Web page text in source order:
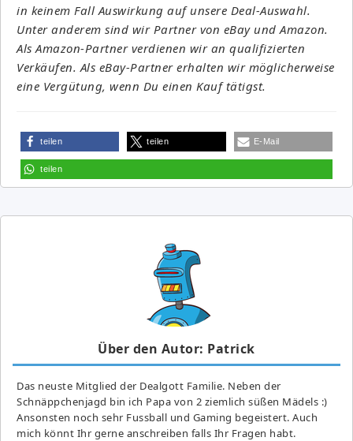
in keinem Fall Auswirkung auf unsere Deal-Auswahl.
Unter anderem sind wir Partner von eBay und Amazon.
Als Amazon-Partner verdienen wir an qualifizierten
Verkäufen. Als eBay-Partner erhalten wir möglicherweise
eine Vergütung, wenn Du einen Kauf tätigst.
teilen teilen E-Mail
teilen
Über den Autor: Patrick
Das neuste Mitglied der Dealgott Familie. Neben der
Schnäppchenjagd bin ich Papa von 2 ziemlich süßen Mädels :)
Ansonsten noch sehr Fussball und Gaming begeistert. Auch
mich könnt Ihr gerne anschreiben falls Ihr Fragen habt.